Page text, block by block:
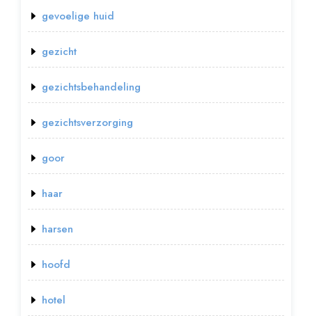
gevoelige huid
gezicht
gezichtsbehandeling
gezichtsverzorging
goor
haar
harsen
hoofd
hotel